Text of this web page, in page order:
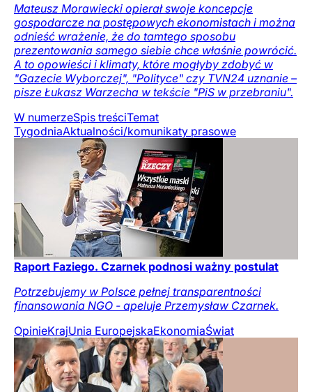
Mateusz Morawiecki opierał swoje koncepcje
gospodarcze na postępowych ekonomistach i można
odnieść wrażenie, że do tamtego sposobu
prezentowania samego siebie chce właśnie powrócić.
A to opowieści i klimaty, które mogłyby zdobyć w
"Gazecie Wyborczej", "Polityce" czy TVN24 uznanie –
pisze Łukasz Warzecha w tekście "PiS w przebraniu".
W numerzeSpis treściTemat
TygodniaAktualności/komunikaty prasowe
Raport Faziego. Czarnek podnosi ważny postulat
Potrzebujemy w Polsce pełnej transparentności
finansowania NGO - apeluje Przemysław Czarnek.
OpinieKrajUnia EuropejskaEkonomiaŚwiat